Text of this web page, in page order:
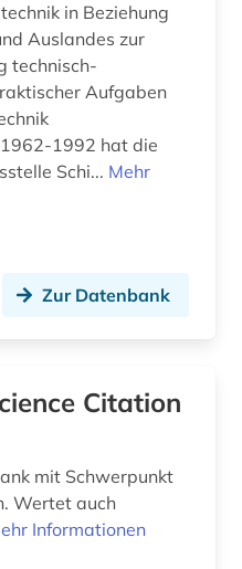
in Beziehung
Auslandes zur
technisch-
Aufgaben
Schi... Mehr
Zur Datenbank
Citation
mit Schwerpunkt
Wertet auch
Informationen